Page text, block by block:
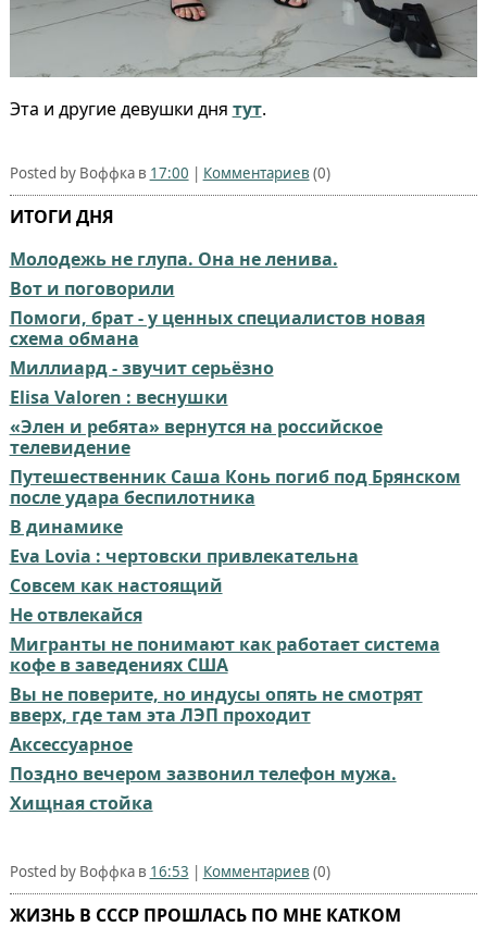
Эта и другие девушки дня тут.
Posted by Воффка в 17:00 | Комментариев (0)
ИТОГИ ДНЯ
Молодежь не глупа. Она не ленива.
Вот и поговорили
Помоги, брат - у ценных специалистов новая
схема обмана
Миллиард - звучит серьёзно⁠⁠
Elisa Valoren : веснушки
«Элен и ребята» вернутся на российское
телевидение
Путешественник Саша Конь погиб под Брянском
после удара беспилотника
В динамике
Eva Lovia : чертовски привлекательна
Совсем как настоящий⁠⁠
Не отвлекайся
Мигранты не понимают как работает система
кофе в заведениях США
Вы не поверите, но индусы опять не смотрят
вверх, где там эта ЛЭП проходит
Аксессуарное
Поздно вечером зазвонил телефон мужа.
Хищная стойка
Posted by Воффка в 16:53 | Комментариев (0)
ЖИЗНЬ В СССР ПРОШЛАСЬ ПО МНЕ КАТКОМ